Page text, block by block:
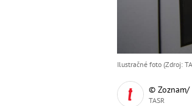
Ilustračné foto (Zdroj:
© Zoznam/
TASR